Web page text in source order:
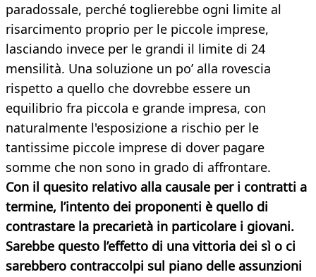
paradossale, perché toglierebbe ogni limite al
risarcimento proprio per le piccole imprese,
lasciando invece per le grandi il limite di 24
mensilità. Una soluzione un po’ alla rovescia
rispetto a quello che dovrebbe essere un
equilibrio fra piccola e grande impresa, con
naturalmente l'esposizione a rischio per le
tantissime piccole imprese di dover pagare
somme che non sono in grado di affrontare.
Con il quesito relativo alla causale per i contratti a
termine, l’intento dei proponenti è quello di
contrastare la precarietà in particolare i giovani.
Sarebbe questo l’effetto di una vittoria dei sì o ci
sarebbero contraccolpi sul piano delle assunzioni